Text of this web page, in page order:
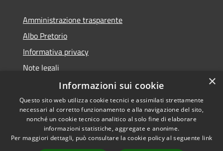
Amministrazione trasparente
Albo Pretorio
Informativa privacy
Note legali
Dichiarazione di accessibilità
RSS
Accessibilità
Copyright © 2026 • Comune di
Todi • Powered by
×
Informazioni sui cookie
Questo sito web utilizza cookie tecnici e assimilati strettamente
necessari al corretto funzionamento e alla navigazione del sito,
nonché un cookie tecnico analitico al solo fine di elaborare
informazioni statistiche, aggregate e anonime.
Per maggiori dettagli, può consultare la cookie policy al seguente link